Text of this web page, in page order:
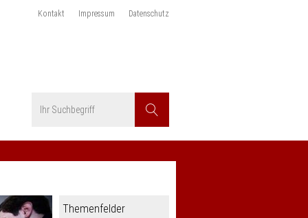
Kontakt Impressum Datenschutz
Suchen
Themenfelder